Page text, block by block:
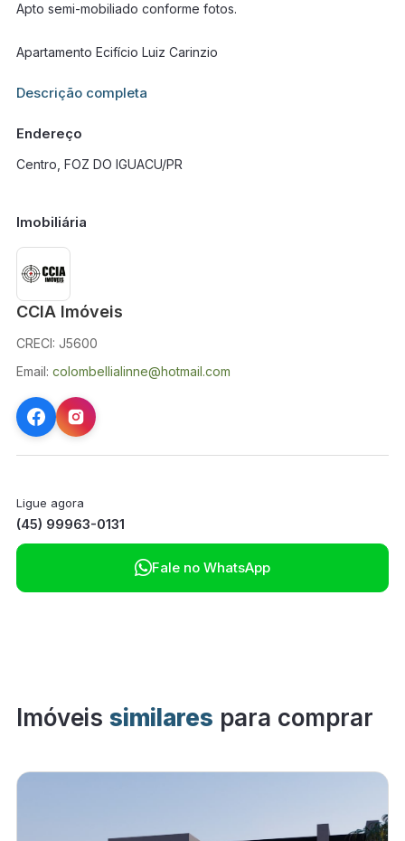
Apto semi-mobiliado conforme fotos.
Apartamento Ecifício Luiz Carinzio
Informações adicionais sobre este imóvel estarão disponíveis
Descrição completa
Endereço
Centro, FOZ DO IGUACU/PR
Imobiliária
CCIA Imóveis
CRECI: J5600
Email: colombellialinne@hotmail.com
Ligue agora
(45) 99963-0131
Fale no WhatsApp
Imóveis similares para comprar